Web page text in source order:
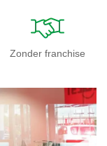
Zonder franchise